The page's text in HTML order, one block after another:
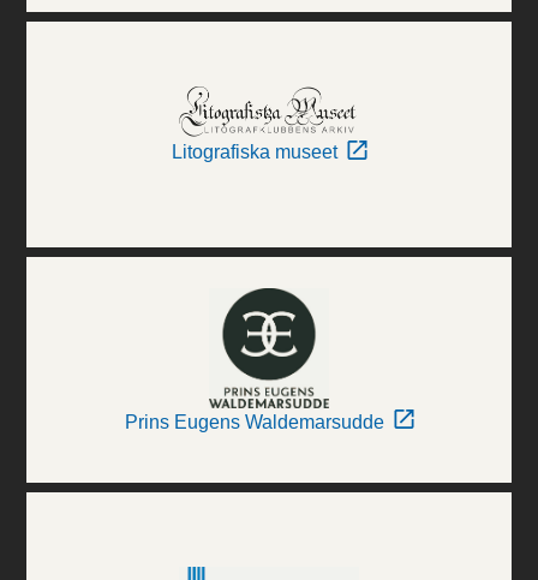
Litografiska museet
Prins Eugens Waldemarsudde